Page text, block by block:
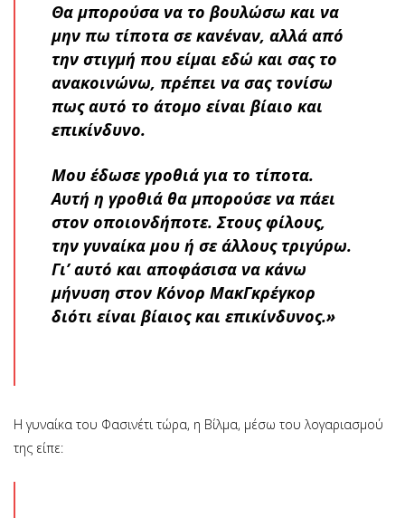
Θα μπορούσα να το βουλώσω και να
μην πω τίποτα σε κανέναν, αλλά από
την στιγμή που είμαι εδώ και σας το
ανακοινώνω, πρέπει να σας τονίσω
πως αυτό το άτομο είναι βίαιο και
επικίνδυνο.
Μου έδωσε γροθιά για το τίποτα.
Αυτή η γροθιά θα μπορούσε να πάει
στον οποιονδήποτε. Στους φίλους,
την γυναίκα μου ή σε άλλους τριγύρω.
Γι’ αυτό και αποφάσισα να κάνω
μήνυση στον Κόνορ ΜακΓκρέγκορ
διότι είναι βίαιος και επικίνδυνος.»
Η γυναίκα του Φασινέτι τώρα, η Βίλμα, μέσω του λογαριασμού
της είπε: